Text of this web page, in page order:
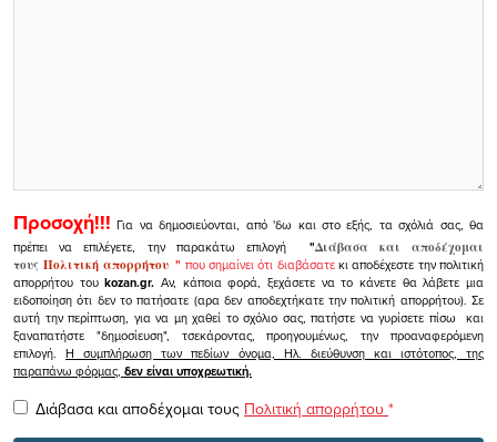
Προσοχή!!! Για να δημοσιεύονται, από 'δω και στο εξής, τα σχόλιά σας, θα
πρέπει να επιλέγετε, την παρακάτω επιλογή
"Διάβασα και αποδέχομαι
τουςΠολιτική απορρήτου" που σημαίνει ότι διαβάσατεκι αποδέχεστε την πολιτική
απορρήτου τουkozan.gr. Αν, κάποια φορά, ξεχάσετε να το κάνετε θα λάβετε μια
ειδοποίηση ότι δεν το πατήσατε (αρα δεν αποδεχτήκατε την πολιτική απορρήτου). Σε
αυτή την περίπτωση, για να μη χαθεί το σχόλιο σας, πατήστε να γυρίσετε πίσω και
ξαναπατήστε "δημοσίευση", τσεκάροντας, προηγουμένως, την προαναφερόμενη
επιλογή.Η συμπλήρωση των πεδίων όνομα, Ηλ. διεύθυνση και ιστότοπος, της
παραπάνω φόρμας, δεν είναι υποχρεωτική.
Διάβασα και αποδέχομαι τους Πολιτική απορρήτου *